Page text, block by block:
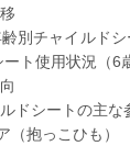
ャイルドシ
ト使用状況（6
ートの主な
抱っこひも）